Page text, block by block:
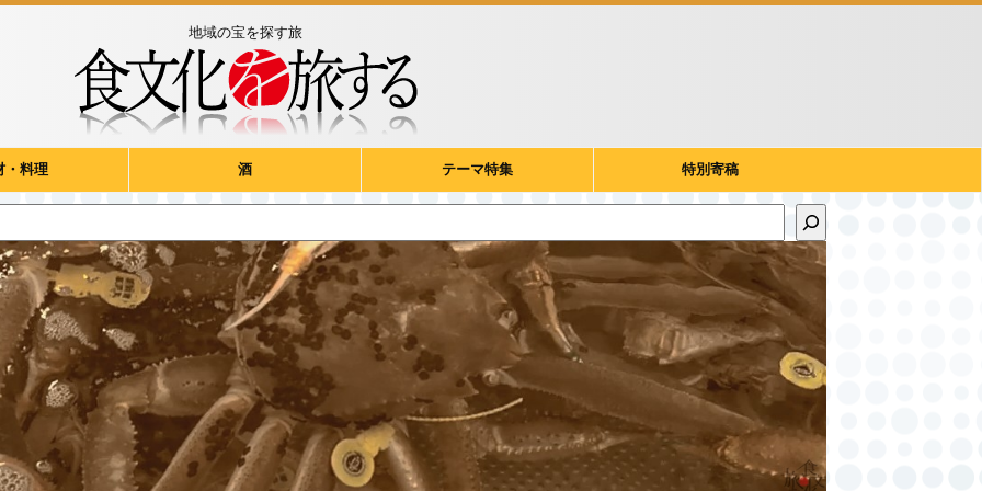
地域の宝を探す旅
・料理 酒 テーマ特集 特別寄稿